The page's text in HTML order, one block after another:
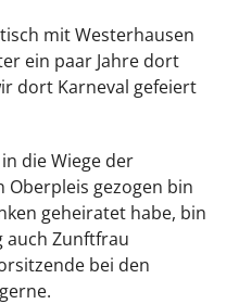
mit Westerhausen
ein paar Jahre dort
dort Karneval gefeiert
die Wiege der
gezogen bin
geheiratet habe, bin
auch Zunftfrau
bei den